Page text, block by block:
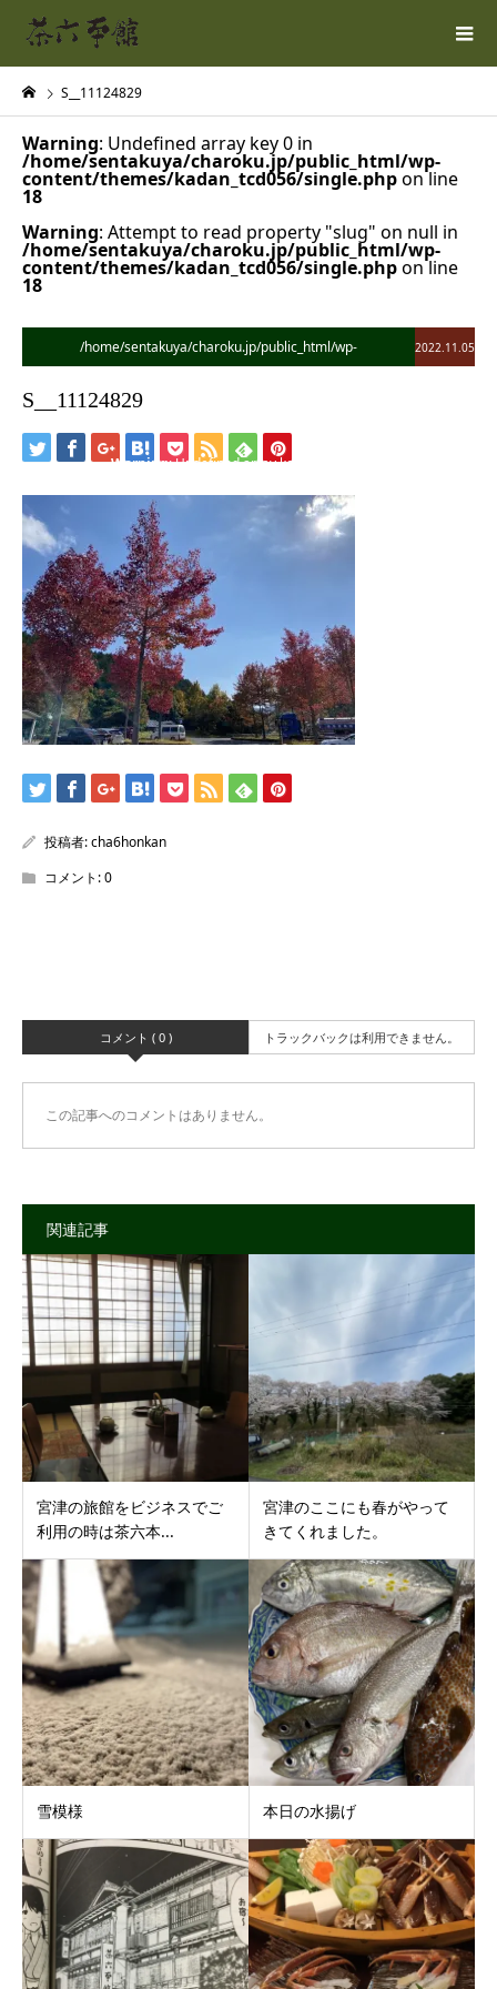
S__11124829
Warning: Undefined array key 0 in
/home/sentakuya/charoku.jp/public_html/wp-
content/themes/kadan_tcd056/single.phpon line
18
Warning: Attempt to read property "slug" on null in
/home/sentakuya/charoku.jp/public_html/wp-
content/themes/kadan_tcd056/single.phpon line
18
/home/sentakuya/charoku.jp/public_html/wp-
Warning: Undefined array key 0 in
/home/sentakuya/charoku.jp/public_html/wp-
content/themes/kadan_tcd056/single.phpon line
Warning: Attempt to read property "name" on null in
/home/sentakuya/charoku.jp/public_html/wp-
content/themes/kadan_tcd056/single.phpon line
2022.11.05
S__11124829
投稿者:cha6honkan
コメント:0
コメント ( 0 ) トラックバックは利用できません。
この記事へのコメントはありません。
関連記事
宮津の旅館をビジネスでご
利用の時は茶六本...
宮津のここにも春がやって
きてくれました。
雪模様 本日の水揚げ